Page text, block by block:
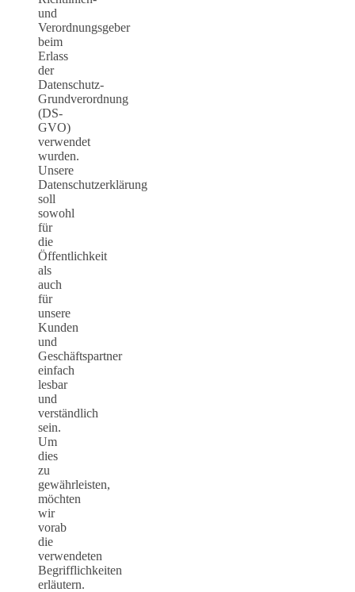
und
Verordnungsgeber
beim
Erlass
der
Datenschutz-
Grundverordnung
(DS-
GVO)
verwendet
wurden.
Unsere
Datenschutzerklärung
soll
sowohl
für
die
Öffentlichkeit
als
auch
für
unsere
Kunden
und
Geschäftspartner
einfach
lesbar
und
verständlich
sein.
Um
dies
zu
gewährleisten,
möchten
wir
vorab
die
verwendeten
Begrifflichkeiten
erläutern.